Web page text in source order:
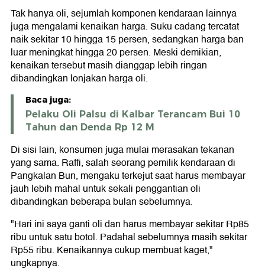
Tak hanya oli, sejumlah komponen kendaraan lainnya
juga mengalami kenaikan harga. Suku cadang tercatat
naik sekitar 10 hingga 15 persen, sedangkan harga ban
luar meningkat hingga 20 persen. Meski demikian,
kenaikan tersebut masih dianggap lebih ringan
dibandingkan lonjakan harga oli.
Baca juga:
Pelaku Oli Palsu di Kalbar Terancam Bui 10
Tahun dan Denda Rp 12 M
Di sisi lain, konsumen juga mulai merasakan tekanan
yang sama. Raffi, salah seorang pemilik kendaraan di
Pangkalan Bun, mengaku terkejut saat harus membayar
jauh lebih mahal untuk sekali penggantian oli
dibandingkan beberapa bulan sebelumnya.
"Hari ini saya ganti oli dan harus membayar sekitar Rp85
ribu untuk satu botol. Padahal sebelumnya masih sekitar
Rp55 ribu. Kenaikannya cukup membuat kaget,"
ungkapnya.